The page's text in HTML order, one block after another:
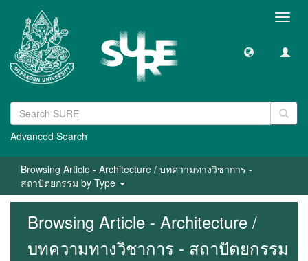
Advanced Search
Browsing Article - Architecture / บทความทางวิชาการ -
สถาปัตยกรรม by Type
Browsing Article - Architecture /
บทความทางวิชาการ - สถาปัตยกรรม